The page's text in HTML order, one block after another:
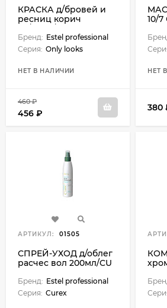
КРАСКА д/бровей и
ресниц корич
Бренд: Estel professional
Серия: Only looks
НЕТ В НАЛИЧИИ
460 ₽
456 ₽
10/
НЕТ
380
АРТИКУЛ: 01505
СПРЕЙ-УХОД д/облег
расчес вол 200мл/CU
Бренд: Estel professional
Серия: Curex